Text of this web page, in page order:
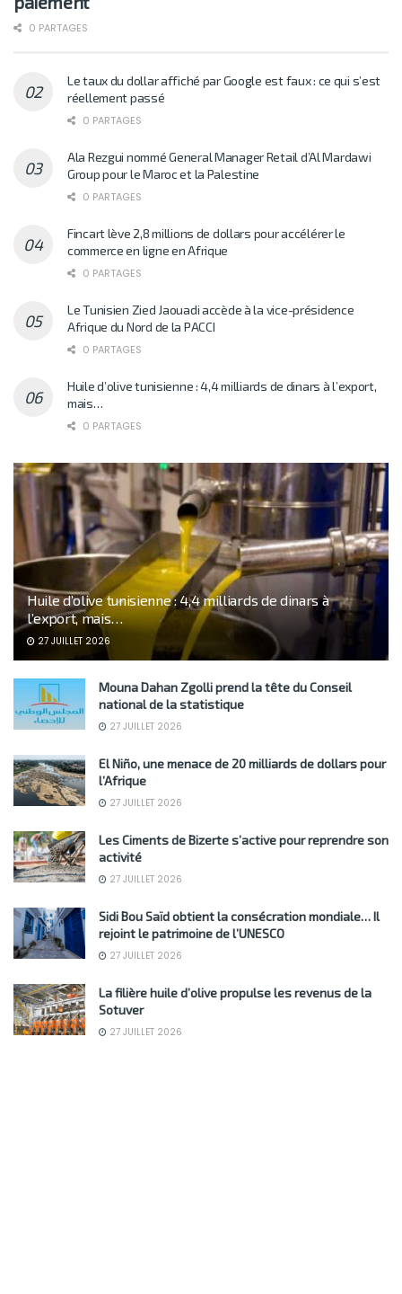
0 PARTAGES
Le taux du dollar affiché par Google est faux : ce qui s’est
réellement passé
0 PARTAGES
Ala Rezgui nommé General Manager Retail d’Al Mardawi
Group pour le Maroc et la Palestine
0 PARTAGES
Fincart lève 2,8 millions de dollars pour accélérer le
commerce en ligne en Afrique
0 PARTAGES
Le Tunisien Zied Jaouadi accède à la vice-présidence
Afrique du Nord de la PACCI
0 PARTAGES
Huile d’olive tunisienne : 4,4 milliards de dinars à l’export,
mais…
0 PARTAGES
Huile d’olive tunisienne : 4,4 milliards de dinars à
l’export, mais…
27 JUILLET 2026
Mouna Dahan Zgolli prend la tête du Conseil
national de la statistique
27 JUILLET 2026
El Niño, une menace de 20 milliards de dollars pour
l’Afrique
27 JUILLET 2026
Les Ciments de Bizerte s’active pour reprendre son
activité
27 JUILLET 2026
Sidi Bou Saïd obtient la consécration mondiale… Il
rejoint le patrimoine de l’UNESCO
27 JUILLET 2026
La filière huile d’olive propulse les revenus de la
Sotuver
27 JUILLET 2026